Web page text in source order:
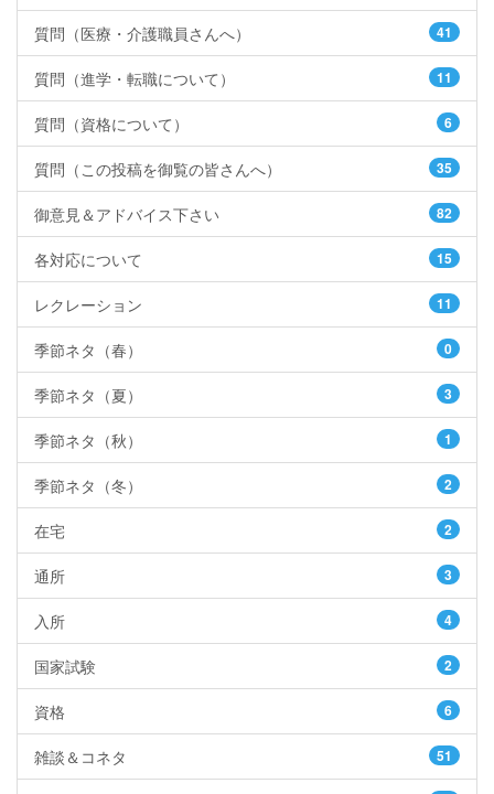
質問（医療・介護職員さんへ） 41
質問（進学・転職について） 11
質問（資格について） 6
質問（この投稿を御覧の皆さんへ） 35
御意見＆アドバイス下さい 82
各対応について 15
レクレーション 11
季節ネタ（春） 0
季節ネタ（夏） 3
季節ネタ（秋） 1
季節ネタ（冬） 2
在宅 2
通所 3
入所 4
国家試験 2
資格 6
雑談＆コネタ 51